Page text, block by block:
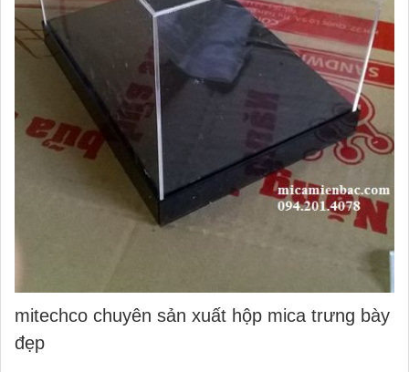
mitechco chuyên sản xuất hộp mica trưng bày
đẹp